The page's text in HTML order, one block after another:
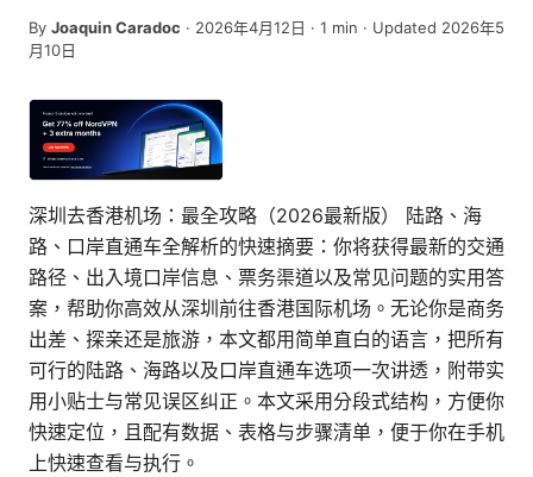
By Joaquin Caradoc · 2026年4月12日 · 1 min · Updated 2026年5
月10日
深圳去香港机场：最全攻略（2026最新版） 陆路、海
路、口岸直通车全解析的快速摘要：你将获得最新的交通
路径、出入境口岸信息、票务渠道以及常见问题的实用答
案，帮助你高效从深圳前往香港国际机场。无论你是商务
出差、探亲还是旅游，本文都用简单直白的语言，把所有
可行的陆路、海路以及口岸直通车选项一次讲透，附带实
用小贴士与常见误区纠正。本文采用分段式结构，方便你
快速定位，且配有数据、表格与步骤清单，便于你在手机
上快速查看与执行。